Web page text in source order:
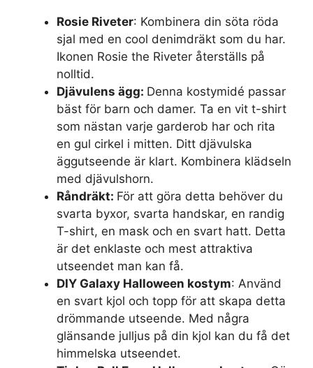
Rosie Riveter: Kombinera din söta röda
sjal med en cool denimdräkt som du har.
Ikonen Rosie the Riveter återställs på
nolltid.
Djävulens ägg: Denna kostymidé passar
bäst för barn och damer. Ta en vit t-shirt
som nästan varje garderob har och rita
en gul cirkel i mitten. Ditt djävulska
äggutseende är klart. Kombinera klädseln
med djävulshorn.
Råndräkt: För att göra detta behöver du
svarta byxor, svarta handskar, en randig
T-shirt, en mask och en svart hatt. Detta
är det enklaste och mest attraktiva
utseendet man kan få.
DIY Galaxy Halloween kostym: Använd
en svart kjol och topp för att skapa detta
drömmande utseende. Med några
glänsande julljus på din kjol kan du få det
himmelska utseendet.